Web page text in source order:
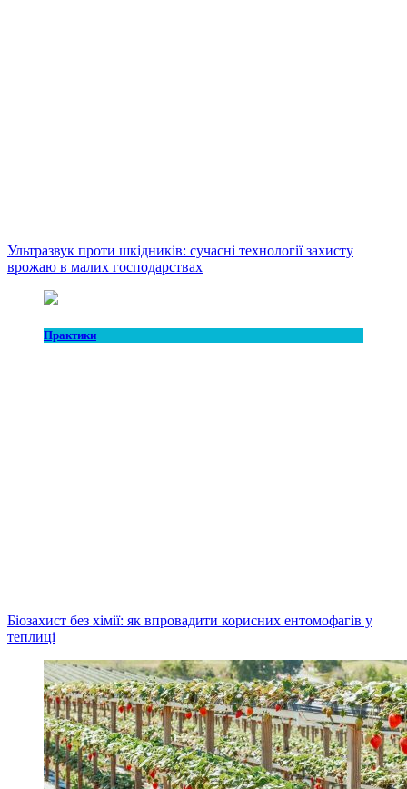
Ультразвук проти шкідників: сучасні технології захисту
врожаю в малих господарствах
Практики
Біозахист без хімії: як впровадити корисних ентомофагів у
теплиці